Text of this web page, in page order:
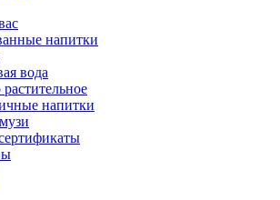
напитки
вода
напитки